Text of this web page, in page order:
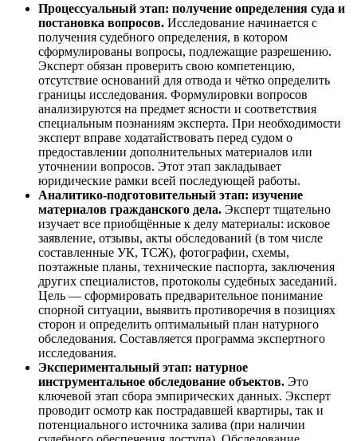
Процессуальный этап: получение определения суда и
постановка вопросов. Исследование начинается с
получения судебного определения, в котором
сформулированы вопросы, подлежащие разрешению.
Эксперт обязан проверить свою компетенцию,
отсутствие оснований для отвода и чётко определить
границы исследования. Формулировки вопросов
анализируются на предмет ясности и соответствия
специальным познаниям эксперта. При необходимости
эксперт вправе ходатайствовать перед судом о
предоставлении дополнительных материалов или
уточнении вопросов. Этот этап закладывает
юридические рамки всей последующей работы.
Аналитико-подготовительный этап: изучение
материалов гражданского дела. Эксперт тщательно
изучает все приобщённые к делу материалы: исковое
заявление, отзывы, акты обследований (в том числе
составленные УК, ТСЖ), фотографии, схемы,
поэтажные планы, технические паспорта, заключения
других специалистов, протоколы судебных заседаний.
Цель — сформировать предварительное понимание
спорной ситуации, выявить противоречия в позициях
сторон и определить оптимальный план натурного
обследования. Составляется программа экспертного
исследования.
Экспериментальный этап: натурное
инструментальное обследование объектов. Это
ключевой этап сбора эмпирических данных. Эксперт
проводит осмотр как пострадавшей квартиры, так и
потенциального источника залива (при наличии